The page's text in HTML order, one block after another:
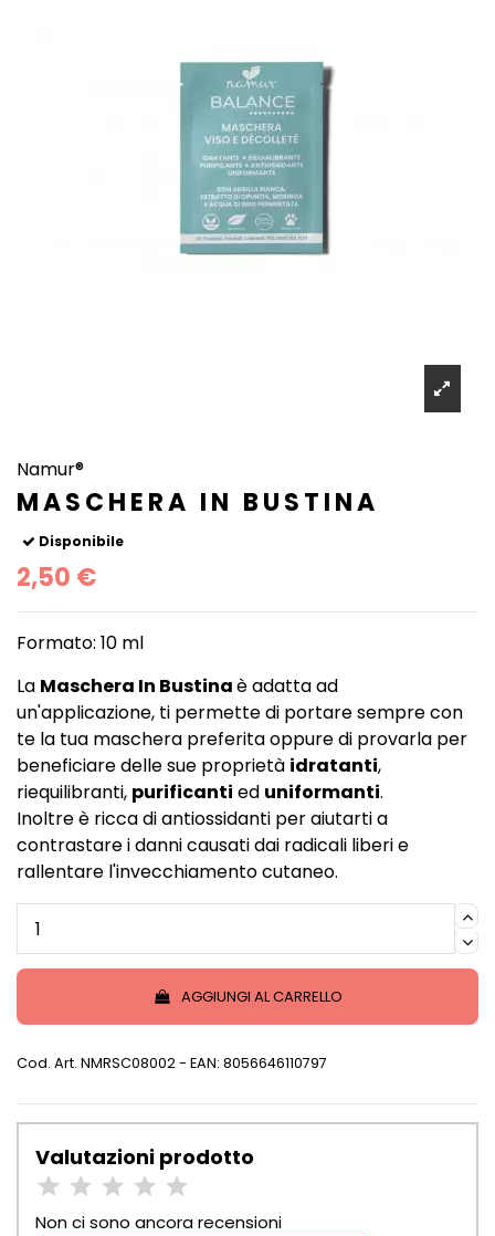
Namur®
MASCHERA IN BUSTINA
Disponibile
2,50 €
Formato: 10 ml
La Maschera In Bustinaè adatta ad
un'applicazione, ti permette di portare sempre con
te la tua maschera preferita oppure di provarla per
beneficiare delle sue proprietà idratanti,
riequilibranti, purificanti ed uniformanti.
Inoltre è ricca di antiossidanti per aiutarti a
contrastare i danni causati dai radicali liberi e
rallentare l'invecchiamento cutaneo.
AGGIUNGI AL CARRELLO
Cod. Art. NMRSC08002- EAN: 8056646110797
Valutazioni prodotto
Non ci sono ancora recensioni